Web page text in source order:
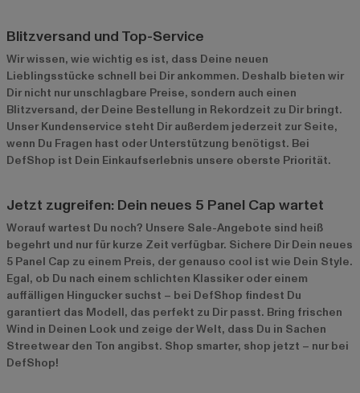
Blitzversand und Top-Service
Wir wissen, wie wichtig es ist, dass Deine neuen
Lieblingsstücke schnell bei Dir ankommen. Deshalb bieten wir
Dir nicht nur unschlagbare Preise, sondern auch einen
Blitzversand, der Deine Bestellung in Rekordzeit zu Dir bringt.
Unser Kundenservice steht Dir außerdem jederzeit zur Seite,
wenn Du Fragen hast oder Unterstützung benötigst. Bei
DefShop ist Dein Einkaufserlebnis unsere oberste Priorität.
Jetzt zugreifen: Dein neues 5 Panel Cap wartet
Worauf wartest Du noch? Unsere Sale-Angebote sind heiß
begehrt und nur für kurze Zeit verfügbar. Sichere Dir Dein neues
5 Panel Cap zu einem Preis, der genauso cool ist wie Dein Style.
Egal, ob Du nach einem schlichten Klassiker oder einem
auffälligen Hingucker suchst – bei DefShop findest Du
garantiert das Modell, das perfekt zu Dir passt. Bring frischen
Wind in Deinen Look und zeige der Welt, dass Du in Sachen
Streetwear den Ton angibst. Shop smarter, shop jetzt – nur bei
DefShop!